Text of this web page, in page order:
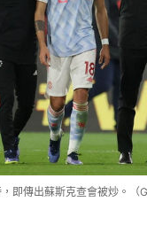
即傳出蘇斯克查會被炒。（